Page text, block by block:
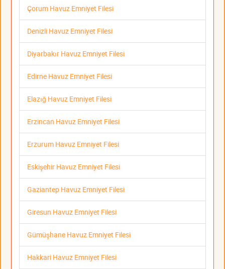
Çorum Havuz Emniyet Filesi
Denizli Havuz Emniyet Filesi
Diyarbakır Havuz Emniyet Filesi
Edirne Havuz Emniyet Filesi
Elazığ Havuz Emniyet Filesi
Erzincan Havuz Emniyet Filesi
Erzurum Havuz Emniyet Filesi
Eskişehir Havuz Emniyet Filesi
Gaziantep Havuz Emniyet Filesi
Giresun Havuz Emniyet Filesi
Gümüşhane Havuz Emniyet Filesi
Hakkari Havuz Emniyet Filesi